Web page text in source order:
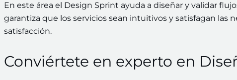
En este área el Design Sprint ayuda a diseñar y validar
garantiza que los servicios sean intuitivos y satisfagan las
satisfacción.
Conviértete en experto en